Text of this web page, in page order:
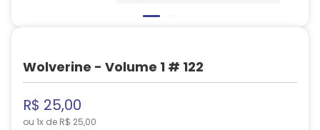
Wolverine - Volume 1 # 122
R$ 25,00
ou 1x de R$ 25,00